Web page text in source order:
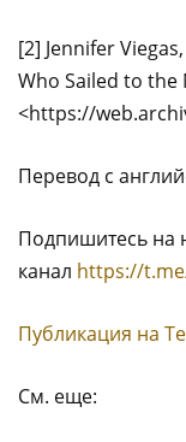
[2] Jennifer
Who Sailed to the
<https://
Перевод с
Подпишитесь на
канал https://
Публикация на
См. еще: